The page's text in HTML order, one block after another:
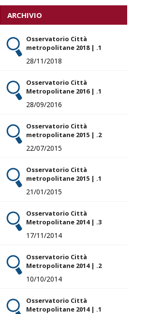
ARCHIVIO
Osservatorio Città
metropolitane 2018 | .1
28/11/2018
Osservatorio Città
Metropolitane 2016 | .1
28/09/2016
Osservatorio Città
metropolitane 2015 | .2
22/07/2015
Osservatorio Città
metropolitane 2015 | .1
21/01/2015
Osservatorio Città
Metropolitane 2014 | .3
17/11/2014
Osservatorio Città
Metropolitane 2014 | .2
10/10/2014
Osservatorio Città
Metropolitane 2014 | .1